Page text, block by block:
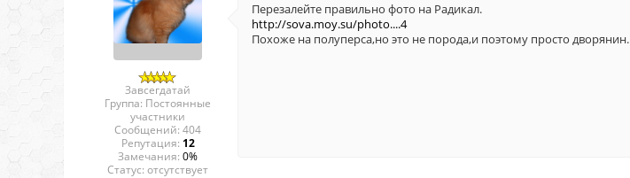
Завсегдатай
Группа: Постоянные
участники
Сообщений: 404
Репутация: 12
Замечания: 0%
Статус: отсутствует
Перезалейте правильно фото на Радикал.
http://sova.moy.su/photo....4
Похоже на полуперса,но это не порода,и поэтому просто дворянин.